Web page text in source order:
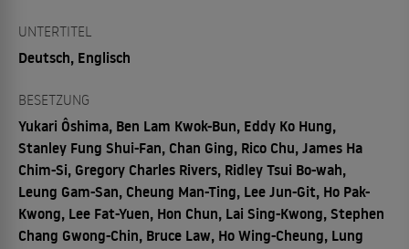
UNTERTITEL
Deutsch, Englisch
BESETZUNG
Yukari Ôshima, Ben Lam Kwok-Bun, Eddy Ko Hung,
Stanley Fung Shui-Fan, Chan Ging, Rico Chu, James Ha
Chim-Si, Gregory Charles Rivers, Ridley Tsui Bo-wah,
Leung Gam-San, Cheung Man-Ting, Lee Jun-Git, Ho Pak-
Kwong, Lee Fat-Yuen, Hon Chun, Lai Sing-Kwong, Stephen
Chang Gwong-Chin, Bruce Law, Ho Wing-Cheung, Lung